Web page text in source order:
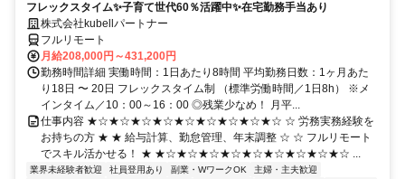
フレックスタイム✨子育て世代60％活躍中✨在宅勤務手当あり
株式会社kubellパートナー
フルリモート
月給208,000円～431,200円
勤務時間詳細 実働時間：1日あたり8時間 平均勤務日数：1ヶ月あた
り18日 〜 20日 フレックスタイム制 （標準労働時間／1日8h） ※メ
インタイム／10：00～16：00 ◎残業少なめ！ 月平...
仕事内容 ★☆★☆★☆★☆★☆★☆★☆★☆★☆ ☆ 労務実務経験を
お持ちの方 ★ ★ 給与計算、勤怠管理、年末調整 ☆ ☆ フルリモート
でスキル活かせる！ ★ ★☆★☆★☆★☆★☆★☆★☆★☆★☆ ...
業界未経験者歓迎 社員登用あり 副業・WワークOK
主婦・主夫歓迎